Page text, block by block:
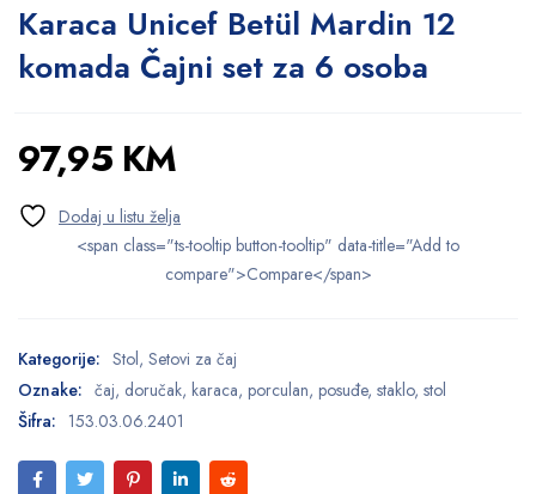
Karaca Unicef ​​Betül Mardin 12
komada Čajni set za 6 osoba
97,95 KM
<span class="ts-tooltip button-tooltip" data-title="Add to
compare">Compare</span>
Kategorije: Stol, Setovi za čaj
Oznake: čaj, doručak, karaca, porculan, posuđe, staklo, stol
Šifra: 153.03.06.2401